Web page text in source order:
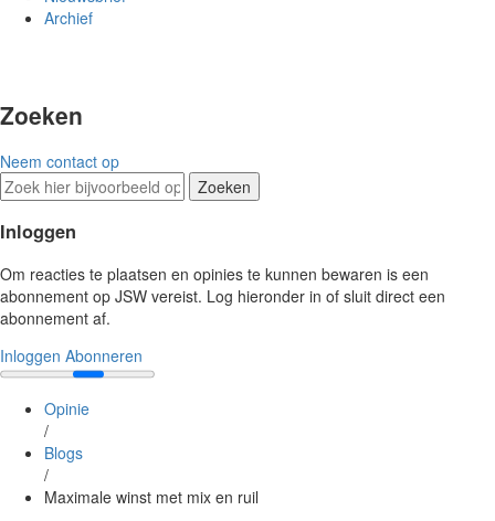
Archief
Zoeken
Neem contact op
Zoeken
Inloggen
Om reacties te plaatsen en opinies te kunnen bewaren is een
abonnement op JSW vereist. Log hieronder in of sluit direct een
abonnement af.
Inloggen Abonneren
Opinie
/
Blogs
/
Maximale winst met mix en ruil